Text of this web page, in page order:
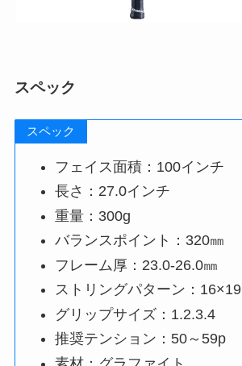
スペック
スペック
フェイス面積：100インチ
長さ：27.0インチ
重量：300g
バランスポイント：320㎜
フレーム厚：23.0-26.0㎜
ストリングパターン：16×19
グリップサイズ：1.2.3.4
推奨テンション：50～59p